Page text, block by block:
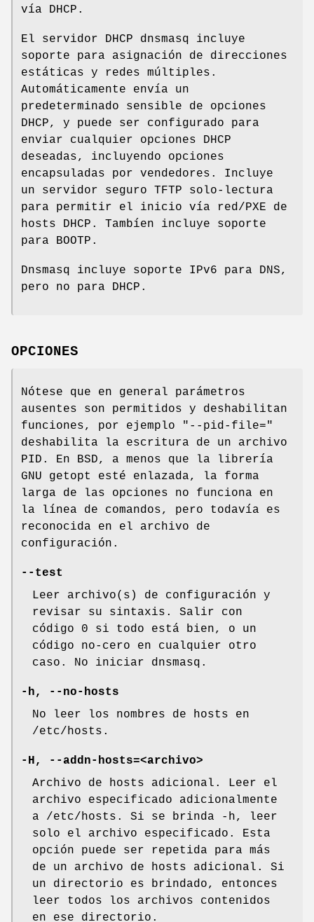
vía DHCP.
El servidor DHCP dnsmasq incluye
soporte para asignación de direcciones
estáticas y redes múltiples.
Automáticamente envía un
predeterminado sensible de opciones
DHCP, y puede ser configurado para
enviar cualquier opciones DHCP
deseadas, incluyendo opciones
encapsuladas por vendedores. Incluye
un servidor seguro TFTP solo-lectura
para permitir el inicio vía red/PXE de
hosts DHCP. Tambíen incluye soporte
para BOOTP.
Dnsmasq incluye soporte IPv6 para DNS,
pero no para DHCP.
OPCIONES
Nótese que en general parámetros
ausentes son permitidos y deshabilitan
funciones, por ejemplo "--pid-file="
deshabilita la escritura de un archivo
PID. En BSD, a menos que la librería
GNU getopt esté enlazada, la forma
larga de las opciones no funciona en
la línea de comandos, pero todavía es
reconocida en el archivo de
configuración.
--test
Leer archivo(s) de configuración y
revisar su sintaxis. Salir con
código 0 si todo está bien, o un
código no-cero en cualquier otro
caso. No iniciar dnsmasq.
-h, --no-hosts
No leer los nombres de hosts en
/etc/hosts.
-H, --addn-hosts=<archivo>
Archivo de hosts adicional. Leer el
archivo especificado adicionalmente
a /etc/hosts. Si se brinda -h, leer
solo el archivo especificado. Esta
opción puede ser repetida para más
de un archivo de hosts adicional. Si
un directorio es brindado, entonces
leer todos los archivos contenidos
en ese directorio.